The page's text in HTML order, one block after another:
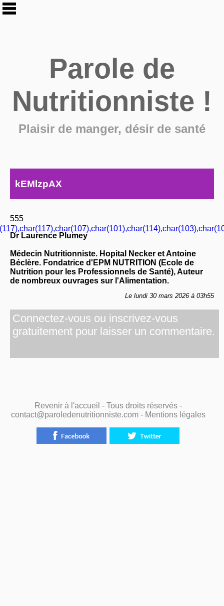
Parole de
Nutritionniste !
Plaisir de manger, désir de santé
kEMlzpAX
555
Dr Laurence Plumey
Médecin Nutritionniste. Hopital Necker et Antoine
Béclère. Fondatrice d'EPM NUTRITION (Ecole de
Nutrition pour les Professionnels de Santé), Auteur
de nombreux ouvrages sur l'Alimentation.
Le lundi 30 mars 2026 à 03h55
Connectez-vous ou inscrivez-vous
gratuitement pour laisser un commentaire.
Revenir à l'accueil - Tous droits réservés -
contact@paroledenutritionniste.com - Mentions légales